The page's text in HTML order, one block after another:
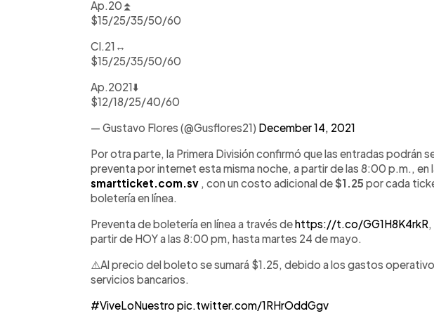
Ap.20⏫
$15/25/35/50/60
Cl.21↔️
$15/25/35/50/60
Ap.2021⬇️
$12/18/25/40/60
— Gustavo Flores (@Gusflores21) December 14, 2021
Por otra parte, la Primera División confirmó que las entradas podrán
preventa por internet esta misma noche, a partir de las 8:00 p.m., en
smartticket.com.sv , con un costo adicional de $1.25 por cada
boletería en línea.
Preventa de boletería en línea a través dehttps://t.co/GG1H8K4rkR
partir de HOY a las 8:00 pm, hasta martes 24 de mayo.
⚠️Al precio del boleto se sumará $1.25, debido a los gastos
servicios bancarios.
#ViveLoNuestropic.twitter.com/1RHrOddGgv